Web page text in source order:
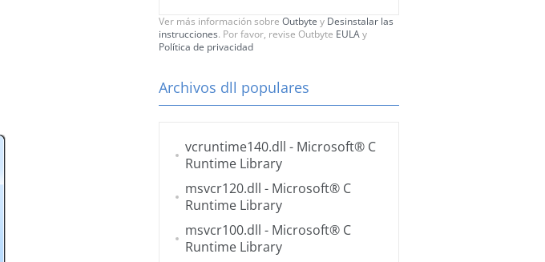
Ver más información sobre Outbyte y Desinstalar las
instrucciones. Por favor, revise Outbyte EULAy
Política de privacidad
Archivos dll populares
vcruntime140.dll - Microsoft® C
Runtime Library
msvcr120.dll - Microsoft® C
Runtime Library
msvcr100.dll - Microsoft® C
Runtime Library